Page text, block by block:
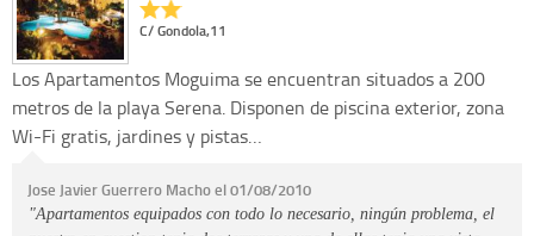
C/ Gondola,11
Los Apartamentos Moguima se encuentran situados a 200
metros de la playa Serena. Disponen de piscina exterior, zona
Wi-Fi gratis, jardines y pistas…
Jose Javier Guerrero Macho el 01/08/2010
"Apartamentos equipados con todo lo necesario, ningún problema, el